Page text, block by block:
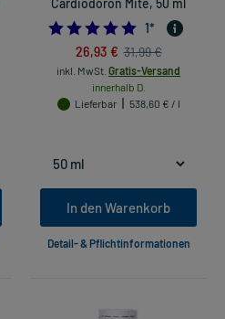
5.0
1*
26,93 € 31,99 €
inkl. MwSt. Gratis-Versand
innerhalb D.
Lieferbar
538,60 € / l
In den Warenkorb
Detail- & Pflichtinformationen